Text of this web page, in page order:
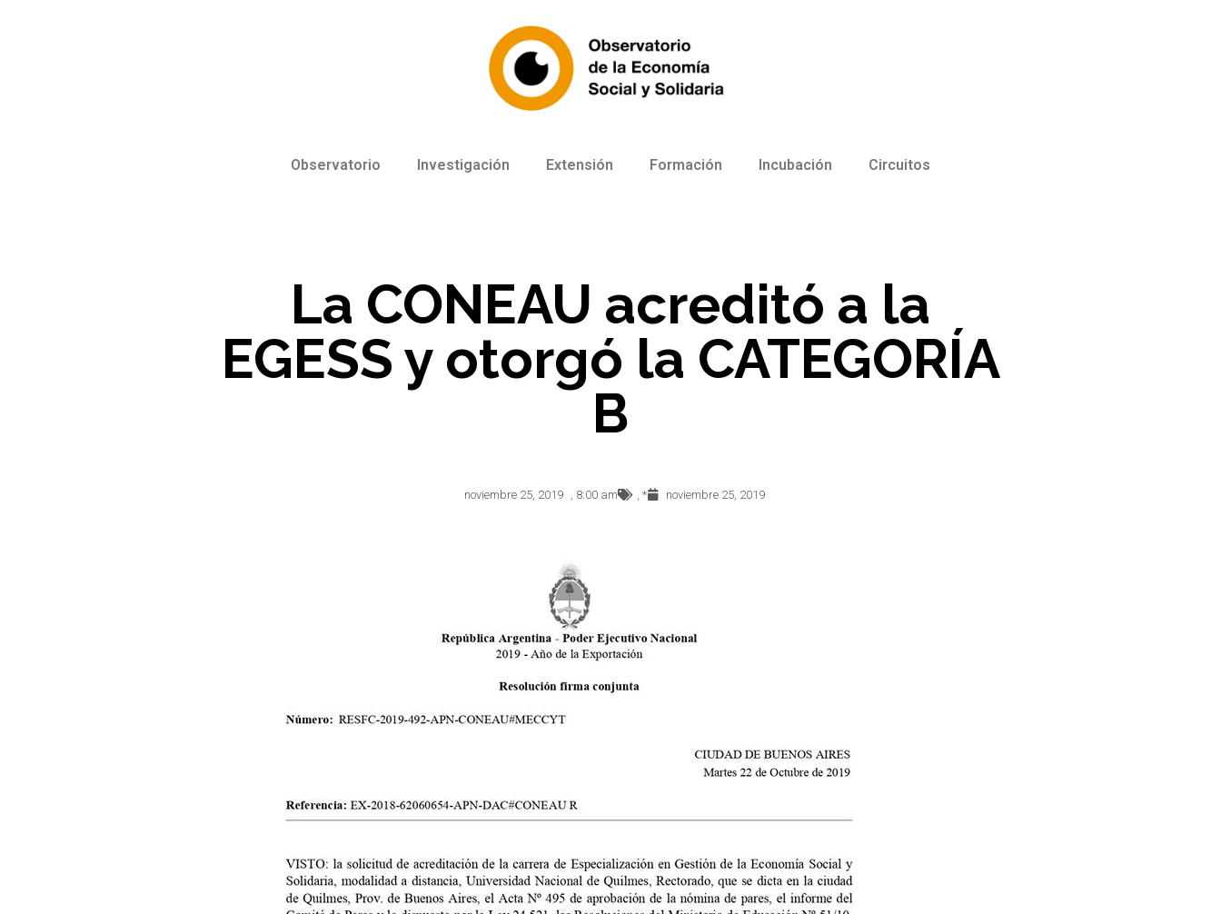
Observatorio Investigación Extensión Formación Incubación Circuitos
La CONEAU acreditó a la
EGESS y otorgó la CATEGORÍA
B
noviembre 25, 2019 8:00 am * noviembre 25, 2019